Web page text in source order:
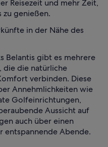
Reisezeit und mehr Zeit,
zu genießen.
in der Nähe des
Belantis gibt es mehrere
die die natürliche
verbinden. Diese
Annehmlichkeiten wie
Golfeinrichtungen,
Aussicht auf
auch über einen
entspannende Abende.